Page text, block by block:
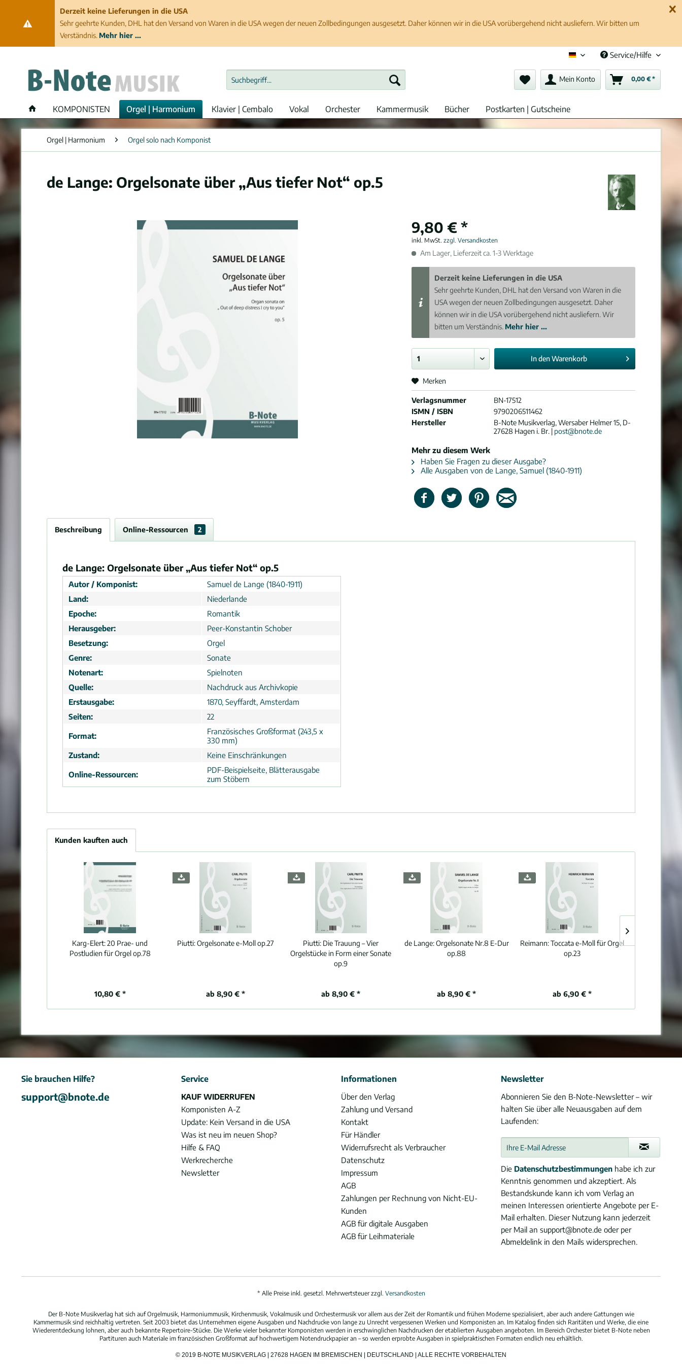
Derzeit keine Lieferungen in die USA
Sehr geehrte Kunden, DHL hat den Versand von Waren in die USA wegen der neuen Zollbedingungen ausgesetzt. Daher können wir in die USA vorübergehend nicht ausliefern. Wir bitten um
Verständnis. Mehr hier ...
Deutsch (de)
Service/Hilfe
Mein Konto 0,00 € *
KOMPONISTEN Orgel | Harmonium Klavier | Cembalo Vokal Orchester Kammermusik Bücher Postkarten | Gutscheine
Orgel | Harmonium Orgel solo nach Komponist
de Lange: Orgelsonate über „Aus tiefer Not“ op.5
9,80 € *
inkl. MwSt.zzgl. Versandkosten
Am Lager, Lieferzeit ca. 1-3 Werktage
Derzeit keine Lieferungen in die USA
Sehr geehrte Kunden, DHL hat den Versand von Waren in die
USA wegen der neuen Zollbedingungen ausgesetzt. Daher
können wir in die USA vorübergehend nicht ausliefern. Wir
bitten um Verständnis. Mehr hier ...
In denWarenkorb
Merken
Verlagsnummer
BN-17512
ISMN / ISBN
9790206511462
Hersteller
B-Note Musikverlag, Wersaber Helmer 15, D-
27628 Hagen i. Br. | post@bnote.de
Mehr zu diesem Werk
Haben Sie Fragen zu dieser Ausgabe?
Alle Ausgaben von de Lange, Samuel (1840-1911)
Beschreibung Online-Ressourcen 2
de Lange: Orgelsonate über „Aus tiefer Not“ op.5
Autor / Komponist:
Samuel de Lange (1840-1911)
Land:
Niederlande
Epoche:
Romantik
Herausgeber:
Peer-Konstantin Schober
Besetzung:
Orgel
Genre:
Sonate
Notenart:
Spielnoten
Quelle:
Nachdruck aus Archivkopie
Erstausgabe:
1870, Seyffardt, Amsterdam
Seiten:
22
Format:
Französisches Großformat (243,5 x
330 mm)
Zustand:
Keine Einschränkungen
Online-Ressourcen:
PDF-Beispielseite, Blätterausgabe
zum Stöbern
Kunden kauften auch
Karg-Elert:20 Prae- und
Postludien für Orgel op.78
10,80 € *
Piutti:Orgelsonate e-Moll op.27
ab 8,90 € *
Piutti: Die Trauung – Vier
Orgelstücke in Form einer Sonate
op.9
ab 8,90 € *
de Lange:Orgelsonate Nr.8 E-Dur
op.88
ab 8,90 € *
Reimann:Toccata e-Moll für Orgel
op.23
ab 6,90 € *
Sie brauchen Hilfe?
support@bnote.de
Service
KAUF WIDERRUFEN
Komponisten A-Z
Update: Kein Versand in die USA
Was ist neu im neuen Shop?
Hilfe & FAQ
Werkrecherche
Newsletter
Informationen
Über den Verlag
Zahlung und Versand
Kontakt
Für Händler
Widerrufsrecht als Verbraucher
Datenschutz
Impressum
AGB
Zahlungen per Rechnung von Nicht-EU-
Kunden
AGB für digitale Ausgaben
AGB für Leihmateriale
Newsletter
Abonnieren Sie den B-Note-Newsletter – wir
halten Sie über alle Neuausgaben auf dem
Laufenden:
Die Datenschutzbestimmungen habe ich zur
Kenntnis genommen und akzeptiert. Als
Bestandskunde kann ich vom Verlag an
meinen Interessen orientierte Angebote per E-
Mail erhalten. Dieser Nutzung kann jederzeit
per Mail an support@bnote.de oder per
Abmeldelink in den Mails widersprechen.
* Alle Preise inkl. gesetzl. Mehrwertsteuer zzgl. Versandkosten
Der B-Note Musikverlag hat sich auf Orgelmusik, Harmoniummusik, Kirchenmusik, Vokalmusik und Orchestermusik vor allem aus der Zeit der Romantik und frühen Moderne spezialisiert, aber auch andere Gattungen wie
Kammermusik sind reichhaltig vertreten. Seit 2003 bietet das Unternehmen eigene Ausgaben und Nachdrucke von lange zu Unrecht vergessenen Werken und Komponisten an. Im Katalog finden sich Raritäten und Werke, die eine
Wiederentdeckung lohnen, aber auch bekannte Repertoire-Stücke. Die Werke vieler bekannter Komponisten werden in erschwinglichen Nachdrucken der etablierten Ausgaben angeboten. Im Bereich Orchester bietet B-Note neben
Partituren auch Materiale im französischen Großformat auf hochwertigem Notendruckpapier an – so werden erprobte Ausgaben in spielpraktischen Formaten endlich neu erhältlich.
© 2019 B-NOTE MUSIKVERLAG | 27628 HAGEN IM BREMISCHEN | DEUTSCHLAND | ALLE RECHTE VORBEHALTEN